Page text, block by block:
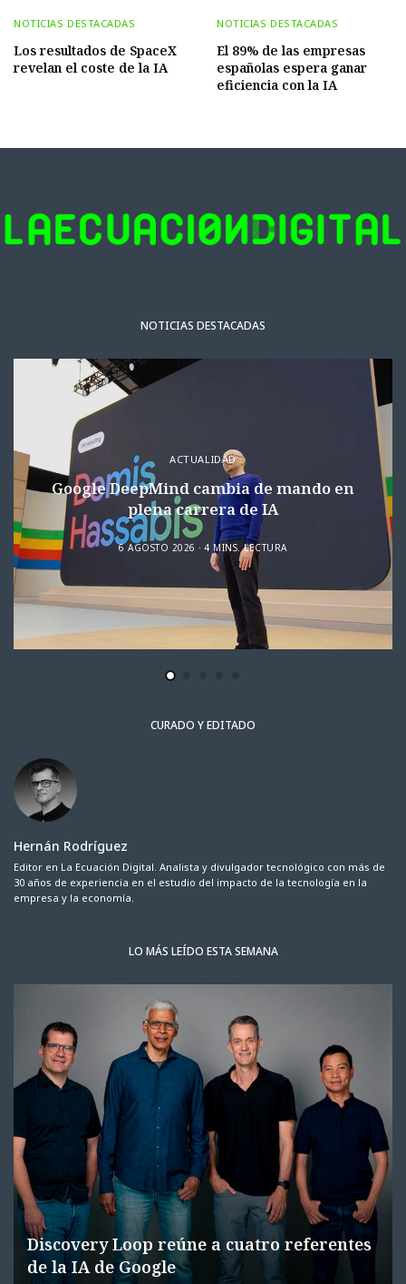
NOTICIAS DESTACADAS
Los resultados de SpaceX
revelan el coste de la IA
NOTICIAS DESTACADAS
El 89% de las empresas
españolas espera ganar
eficiencia con la IA
NOTICIAS DESTACADAS
ACTUALIDAD
Google DeepMind cambia de mando en
plena carrera de IA
6 AGOSTO 2026 4 MINS. LECTURA
CURADO Y EDITADO
Hernán Rodríguez
Editor en La Ecuación Digital. Analista y divulgador tecnológico con más de
30 años de experiencia en el estudio del impacto de la tecnología en la
empresa y la economía.
LO MÁS LEÍDO ESTA SEMANA
Discovery Loop reúne a cuatro referentes
de la IA de Google